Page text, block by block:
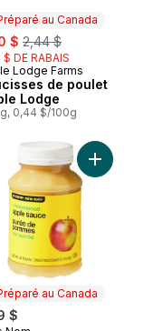
au Canada
$ , formerly:
2,44 $
DE RABAIS
au Canada
Lodge Farms
de poulet
Lodge
0,44 $/100g
au yogourt tzatziki au
au Canada
$
Ajouter